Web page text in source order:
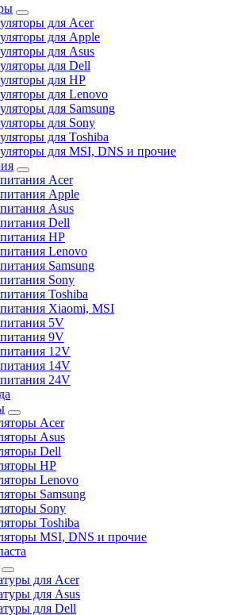
для Acer
для Apple
для Asus
для Dell
для HP
для Lenovo
для Samsung
для Sony
для Toshiba
для MSI, DNS и прочие
Acer
Apple
Asus
Dell
HP
Lenovo
Samsung
Sony
Toshiba
Xiaomi, MSI
5V
9V
12V
14V
24V
Acer
Asus
Dell
HP
Lenovo
Samsung
Sony
Toshiba
MSI, DNS и прочие
для Acer
для Asus
для Dell